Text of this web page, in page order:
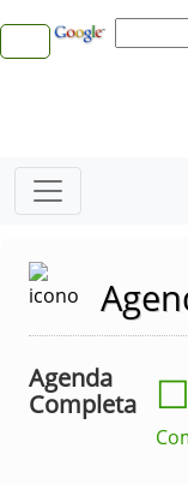
Agenda
Completa
☐